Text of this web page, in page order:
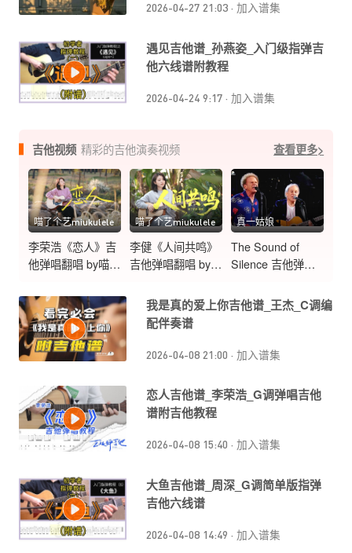
2026-04-27 21:03 · 加入谱集
遇见吉他谱_孙燕姿_入门级指弹吉
他六线谱附教程
2026-04-24 9:17 · 加入谱集
吉他视频 精彩的吉他演奏视频 查看更多>
喵了个艺miukulele
李荣浩《恋人》吉
他弹唱翻唱 by喵了
喵了个艺miukulele
李健《人间共鸣》
吉他弹唱翻唱 by
真一姑娘
The Sound of
Silence 吉他弹唱
天籁之音
我是真的爱上你吉他谱_王杰_C调编
配伴奏谱
2026-04-08 21:00 · 加入谱集
恋人吉他谱_李荣浩_G调弹唱吉他
谱附吉他教程
2026-04-08 15:40 · 加入谱集
大鱼吉他谱_周深_G调简单版指弹
吉他六线谱
2026-04-08 14:49 · 加入谱集